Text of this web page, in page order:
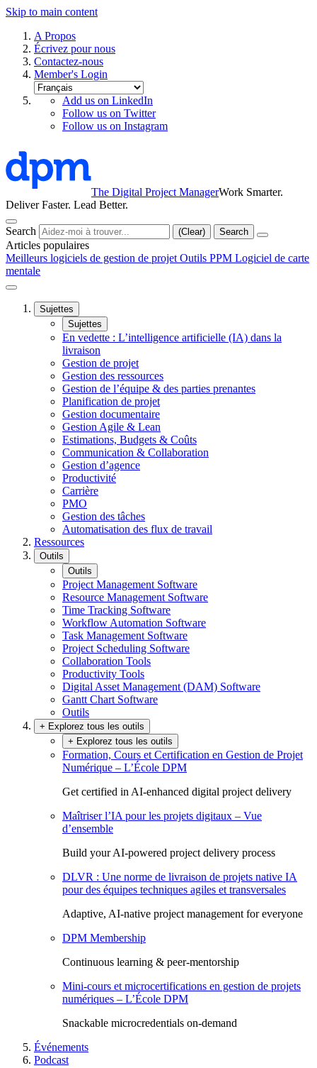
Skip to main content
A Propos
Écrivez pour nous
Contactez-nous
Member's Login
Add us on LinkedIn
Follow us on Twitter
Follow us on Instagram
The Digital Project ManagerWork Smarter.
Deliver Faster. Lead Better.
Search (Clear) Search
Articles populaires
Meilleurs logiciels de gestion de projet Outils PPM Logiciel de carte
mentale
Sujettes
Sujettes
En vedette : L’intelligence artificielle (IA) dans la
livraison
Gestion de projet
Gestion des ressources
Gestion de l’équipe & des parties prenantes
Planification de projet
Gestion documentaire
Gestion Agile & Lean
Estimations, Budgets & Coûts
Communication & Collaboration
Gestion d’agence
Productivité
Carrière
PMO
Gestion des tâches
Automatisation des flux de travail
Ressources
Outils
Outils
Project Management Software
Resource Management Software
Time Tracking Software
Workflow Automation Software
Task Management Software
Project Scheduling Software
Collaboration Tools
Productivity Tools
Digital Asset Management (DAM) Software
Gantt Chart Software
Outils
+ Explorez tous les outils
+ Explorez tous les outils
Formation, Cours et Certification en Gestion de Projet
Numérique – L’École DPM
Get certified in AI-enhanced digital project delivery
Maîtriser l’IA pour les projets digitaux – Vue
d’ensemble
Build your AI-powered project delivery process
DLVR : Une norme de livraison de projets native IA
pour des équipes techniques agiles et transversales
Adaptive, AI-native project management for everyone
DPM Membership
Continuous learning & peer-mentorship
Mini-cours et microcertifications en gestion de projets
numériques – L’École DPM
Snackable microcredentials on-demand
Événements
Podcast